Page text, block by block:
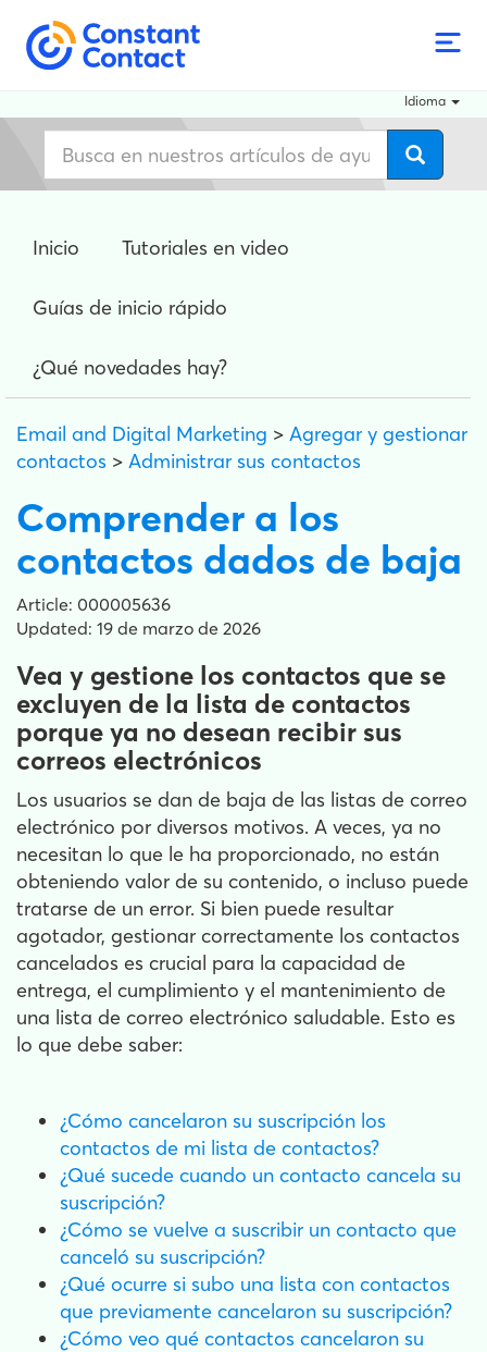
Idioma
Inicio Tutoriales en video
Guías de inicio rápido
¿Qué novedades hay?
Email and Digital Marketing > Agregar y gestionar
contactos > Administrar sus contactos
Comprender a los
contactos dados de baja
Article: 000005636
Updated: 19 de marzo de 2026
Vea y gestione los contactos que se
excluyen de la lista de contactos
porque ya no desean recibir sus
correos electrónicos
Los usuarios se dan de baja de las listas de correo
electrónico por diversos motivos. A veces, ya no
necesitan lo que le ha proporcionado, no están
obteniendo valor de su contenido, o incluso puede
tratarse de un error. Si bien puede resultar
agotador, gestionar correctamente los contactos
cancelados es crucial para la capacidad de
entrega, el cumplimiento y el mantenimiento de
una lista de correo electrónico saludable. Esto es
lo que debe saber:
¿Cómo cancelaron su suscripción los
contactos de mi lista de contactos?
¿Qué sucede cuando un contacto cancela su
suscripción?
¿Cómo se vuelve a suscribir un contacto que
canceló su suscripción?
¿Qué ocurre si subo una lista con contactos
que previamente cancelaron su suscripción?
¿Cómo veo qué contactos cancelaron su